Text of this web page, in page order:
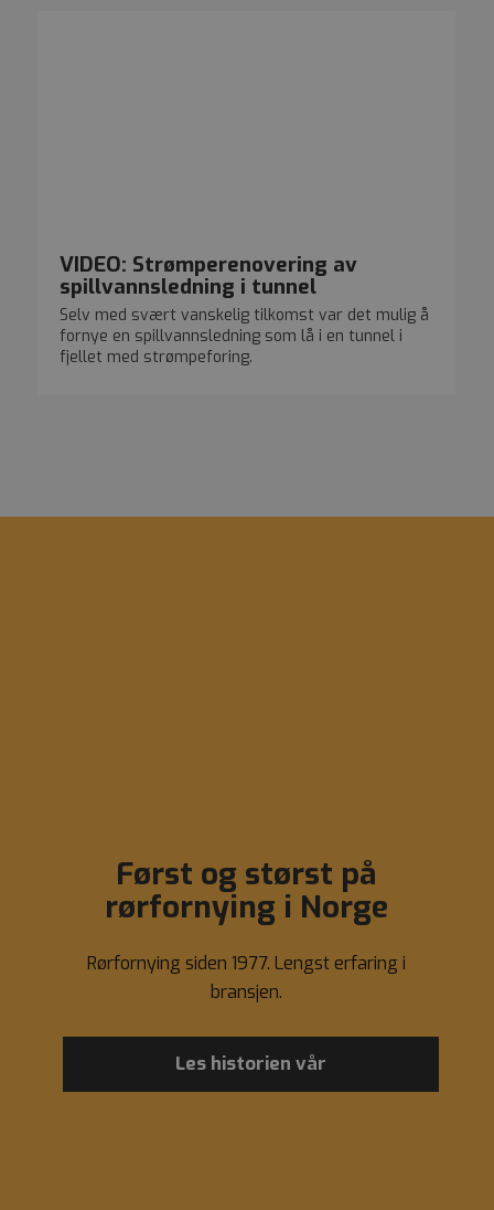
VIDEO: Strømperenovering av
spillvannsledning i tunnel
Selv med svært vanskelig tilkomst var det mulig å
fornye en spillvannsledning som lå i en tunnel i
fjellet med strømpeforing.
Først og størst på
rørfornying i Norge
Rørfornying siden 1977. Lengst erfaring i
bransjen.
Les historien vår